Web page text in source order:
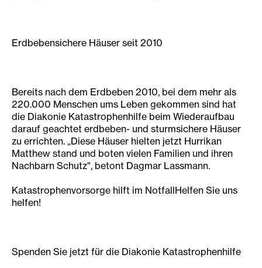
Erdbebensichere Häuser seit 2010
Bereits nach dem Erdbeben 2010, bei dem mehr als
220.000 Menschen ums Leben gekommen sind hat
die Diakonie Katastrophenhilfe beim Wiederaufbau
darauf geachtet erdbeben- und sturmsichere Häuser
zu errichten. „Diese Häuser hielten jetzt Hurrikan
Matthew stand und boten vielen Familien und ihren
Nachbarn Schutz", betont Dagmar Lassmann.
Katastrophenvorsorge hilft im NotfallHelfen Sie uns
helfen!
Spenden Sie jetzt für die Diakonie Katastrophenhilfe